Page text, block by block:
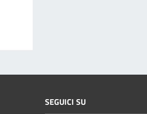
SEGUICI SU